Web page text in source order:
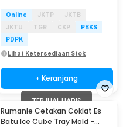
Online JKTP
JKTB
JKTU
TGR CKP
PBKS
PDPK
Lihat Ketersediaan Stok
+ Keranjang
TERJUAL HABIS
Rumanle Cetakan Coklat Es
Batu Ice Cube Tray Mold -